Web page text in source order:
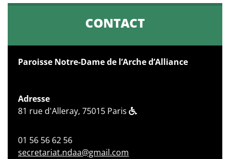
CONTACT
Paroisse Notre-Dame de l’Arche d’Alliance
Adresse
81 rue d'Alleray, 75015 Paris
01 56 56 62 56
secretariat.ndaa@gmail.com